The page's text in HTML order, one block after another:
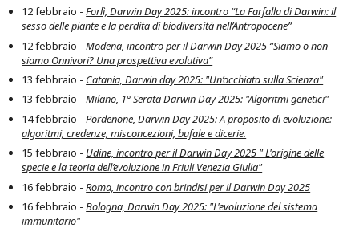
12 febbraio -Forlì, Darwin Day 2025: incontro “La Farfalla di Darwin: il
sesso delle piante e la perdita di biodiversità nell’Antropocene”
12 febbraio -Modena, incontro per il Darwin Day 2025 “Siamo o non
siamo Onnivori? Una prospettiva evolutiva”
13 febbraio - Catania, Darwin day 2025: "Un’occhiata sulla Scienza"
13 febbraio -Milano, 1° Serata Darwin Day 2025: "Algoritmi genetici"
14 febbraio -Pordenone, Darwin Day 2025: A proposito di evoluzione:
algoritmi, credenze, misconcezioni, bufale e dicerie.
15 febbraio - Udine, incontro per il Darwin Day 2025 " L'origine delle
specie e la teoria dell’evoluzione in Friuli Venezia Giulia"
16 febbraio -Roma, incontro con brindisi per il Darwin Day 2025
16 febbraio -Bologna, Darwin Day 2025: "L'evoluzione del sistema
immunitario"